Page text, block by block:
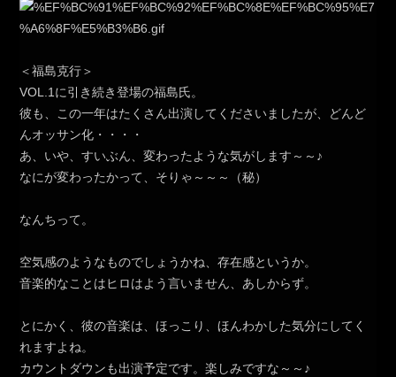
＜福島克行＞
VOL.1に引き続き登場の福島氏。
彼も、この一年はたくさん出演してくださいましたが、どんど
んオッサン化・・・・
あ、いや、すいぶん、変わったような気がします～～♪
なにが変わったかって、そりゃ～～～（秘）
なんちって。
空気感のようなものでしょうかね、存在感というか。
音楽的なことはヒロはよう言いません、あしからず。
とにかく、彼の音楽は、ほっこり、ほんわかした気分にしてく
れますよね。
カウントダウンも出演予定です。楽しみですな～～♪